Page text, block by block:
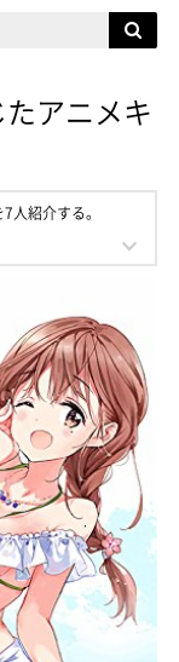
アニメキ
人紹介する。